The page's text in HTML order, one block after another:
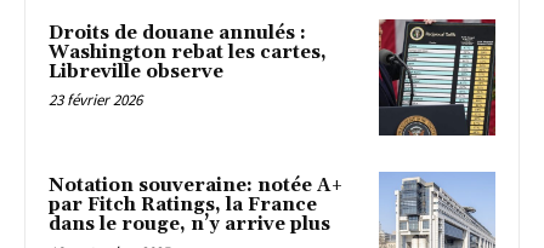
Droits de douane annulés :
Washington rebat les cartes,
Libreville observe
23 février 2026
Notation souveraine: notée A+
par Fitch Ratings, la France
dans le rouge, n’y arrive plus